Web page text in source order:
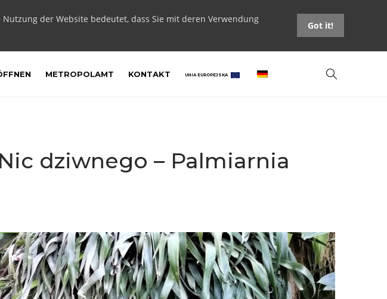
der Website bedeutet, dass Sie mit deren Verwendung
Got it!
METROPOLAMT KONTAKT UNIA EUROPEJSKA
dziwnego – Palmiarnia